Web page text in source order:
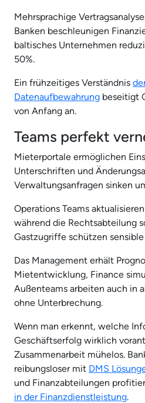
Mehrsprachige
Banken beschleunigen
baltisches Unternehmen
50%.
Ein frühzeitiges Verständnis
Datenaufbewahrung beseitigt
von Anfang an.
Teams perfekt
Mieterportale ermöglichen
Unterschriften und
Verwaltungsanfragen sinken
Operations Teams
während die Rechtsabteilung
Gastzugriffe schützen
Das Management erhält
Mietentwicklung, Finance
Außenteams arbeiten auch in
ohne Unterbrechung.
Wenn man erkennt, welche
Geschäftserfolg wirklich
Zusammenarbeit mühelos.
reibungsloser mit DMS
und Finanzabteilungen
in der Finanzdienstleistung.